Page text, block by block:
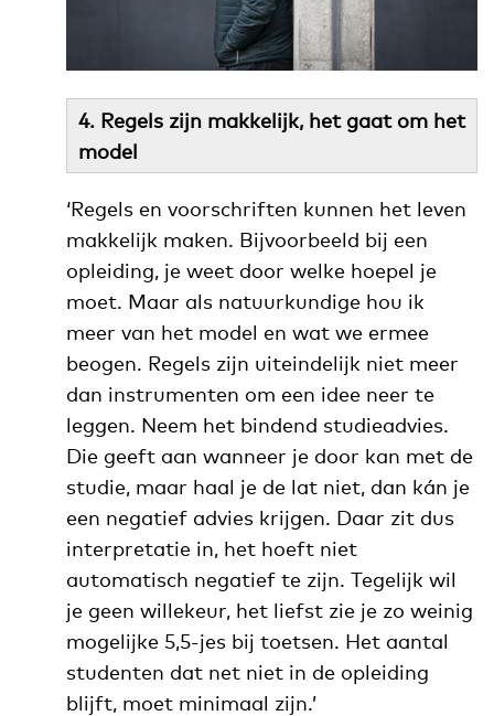
4. Regels zijn makkelijk, het gaat om het
model
‘Regels en voorschriften kunnen het leven
makkelijk maken. Bijvoorbeeld bij een
opleiding, je weet door welke hoepel je
moet. Maar als natuurkundige hou ik
meer van het model en wat we ermee
beogen. Regels zijn uiteindelijk niet meer
dan instrumenten om een idee neer te
leggen. Neem het bindend studieadvies.
Die geeft aan wanneer je door kan met de
studie, maar haal je de lat niet, dan kán je
een negatief advies krijgen. Daar zit dus
interpretatie in, het hoeft niet
automatisch negatief te zijn. Tegelijk wil
je geen willekeur, het liefst zie je zo weinig
mogelijke 5,5-jes bij toetsen. Het aantal
studenten dat net niet in de opleiding
blijft, moet minimaal zijn.’